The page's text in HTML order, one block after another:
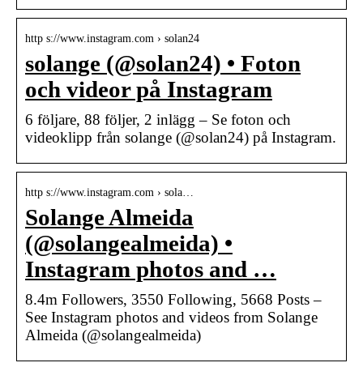
http s://www.instagram.com › solan24
solange (@solan24) • Foton
och videor på Instagram
6 följare, 88 följer, 2 inlägg – Se foton och
videoklipp från solange (@solan24) på Instagram.
http s://www.instagram.com › sola…
Solange Almeida
(@solangealmeida) •
Instagram photos and …
8.4m Followers, 3550 Following, 5668 Posts –
See Instagram photos and videos from Solange
Almeida (@solangealmeida)